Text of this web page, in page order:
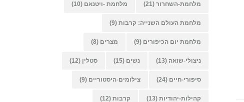
מלחמת-השחרור (21) מלחמת -ויטנאם (10)
מלחמת העולם השנייה: קרבות (9)
מלחמת יום הכיפורים (9) מצרים (8)
ניצולי-שואה (13) נשים (15) סטלין (12)
סיפורי-חיים (24) צילומים-היסטוריים (9)
קהילות-יהודיות (13) קרבות (12)